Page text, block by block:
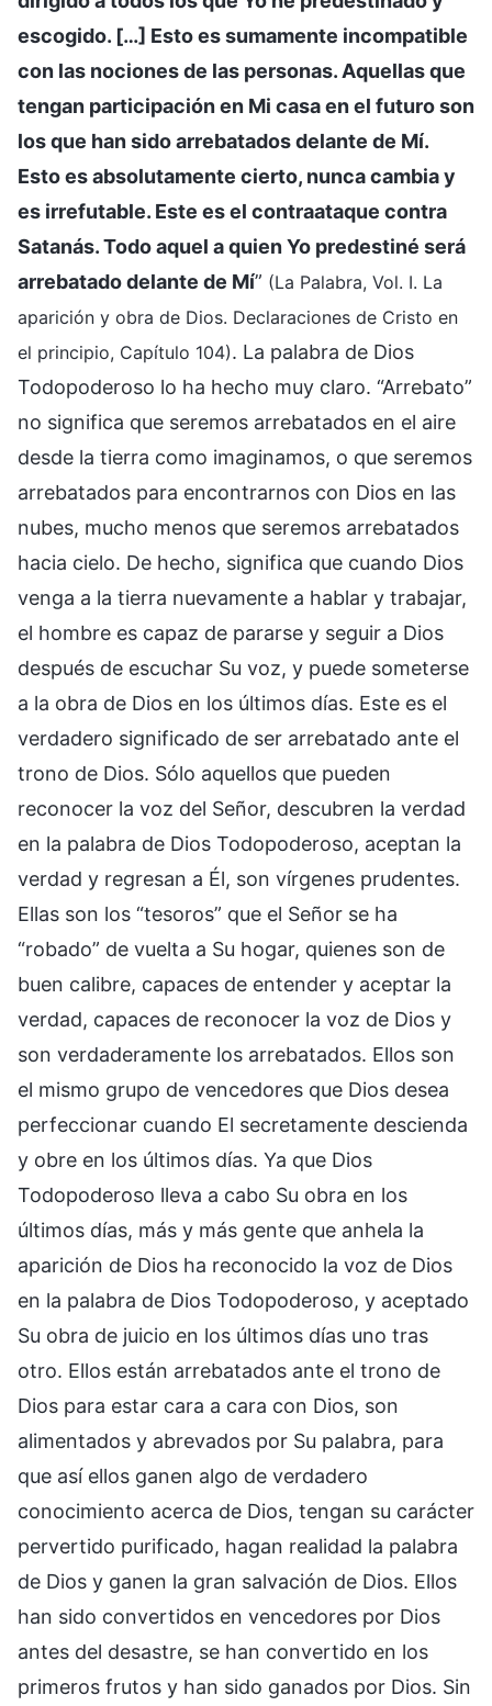
escogido. […] Esto es sumamente incompatible
con las nociones de las personas. Aquellas que
tengan participación en Mi casa en el futuro son
los que han sido arrebatados delante de Mí.
Esto es absolutamente cierto, nunca cambia y
es irrefutable. Este es el contraataque contra
Satanás. Todo aquel a quien Yo predestiné será
arrebatado delante de Mí” (La Palabra, Vol. I. La
aparición y obra de Dios. Declaraciones de Cristo en
el principio, Capítulo 104). La palabra de Dios
Todopoderoso lo ha hecho muy claro. “Arrebato”
no significa que seremos arrebatados en el aire
desde la tierra como imaginamos, o que seremos
arrebatados para encontrarnos con Dios en las
nubes, mucho menos que seremos arrebatados
hacia cielo. De hecho, significa que cuando Dios
venga a la tierra nuevamente a hablar y trabajar,
el hombre es capaz de pararse y seguir a Dios
después de escuchar Su voz, y puede someterse
a la obra de Dios en los últimos días. Este es el
verdadero significado de ser arrebatado ante el
trono de Dios. Sólo aquellos que pueden
reconocer la voz del Señor, descubren la verdad
en la palabra de Dios Todopoderoso, aceptan la
verdad y regresan a Él, son vírgenes prudentes.
Ellas son los “tesoros” que el Señor se ha
“robado” de vuelta a Su hogar, quienes son de
buen calibre, capaces de entender y aceptar la
verdad, capaces de reconocer la voz de Dios y
son verdaderamente los arrebatados. Ellos son
el mismo grupo de vencedores que Dios desea
perfeccionar cuando El secretamente descienda
y obre en los últimos días. Ya que Dios
Todopoderoso lleva a cabo Su obra en los
últimos días, más y más gente que anhela la
aparición de Dios ha reconocido la voz de Dios
en la palabra de Dios Todopoderoso, y aceptado
Su obra de juicio en los últimos días uno tras
otro. Ellos están arrebatados ante el trono de
Dios para estar cara a cara con Dios, son
alimentados y abrevados por Su palabra, para
que así ellos ganen algo de verdadero
conocimiento acerca de Dios, tengan su carácter
pervertido purificado, hagan realidad la palabra
de Dios y ganen la gran salvación de Dios. Ellos
han sido convertidos en vencedores por Dios
antes del desastre, se han convertido en los
primeros frutos y han sido ganados por Dios. Sin